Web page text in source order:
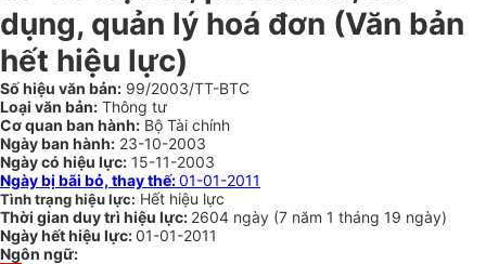
dụng, quản lý hoá đơn (Văn bản
hết hiệu lực)
Số hiệu văn bản: 99/2003/TT-BTC
Loại văn bản: Thông tư
Cơ quan ban hành: Bộ Tài chính
Ngày ban hành: 23-10-2003
Ngày có hiệu lực: 15-11-2003
Ngày bị bãi bỏ, thay thế:01-01-2011
Tình trạng hiệu lực: Hết hiệu lực
Thời gian duy trì hiệu lực: 2604 ngày (7 năm 1 tháng 19 ngày)
Ngày hết hiệu lực:01-01-2011
Ngôn ngữ: